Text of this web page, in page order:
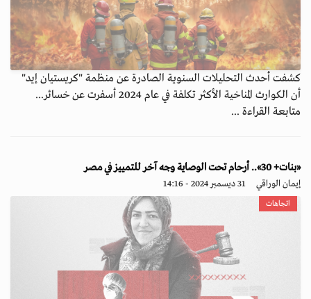
كشفت أحدث التحليلات السنوية الصادرة عن منظمة "كريستيان إيد"
أن الكوارث المناخية الأكثر تكلفة في عام 2024 أسفرت عن خسائر...
متابعة القراءة ...
«بنات+ 30».. أرحام تحت الوصاية وجه آخر للتمييز في مصر
إيمان الوراقي 31 ديسمبر 2024 - 14:16
اتجاهات